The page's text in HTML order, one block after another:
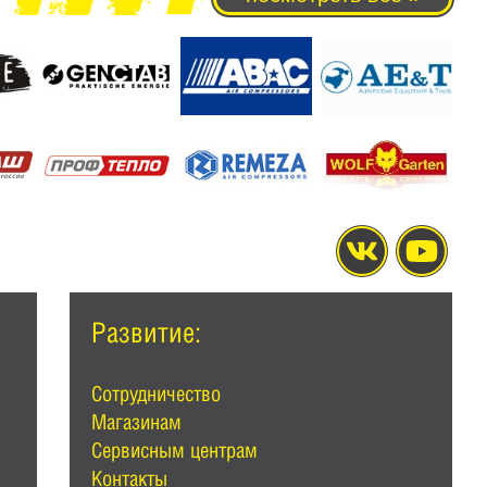
Развитие:
Сотрудничество
Магазинам
Сервисным центрам
Контакты